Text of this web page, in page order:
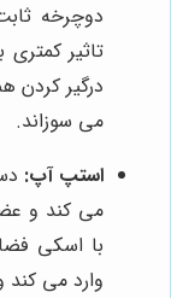
دوچرخه
تاثیر
درگیر کردن
می سوزاند.
استپ آپ:
می کند و
با اسکی
وارد می